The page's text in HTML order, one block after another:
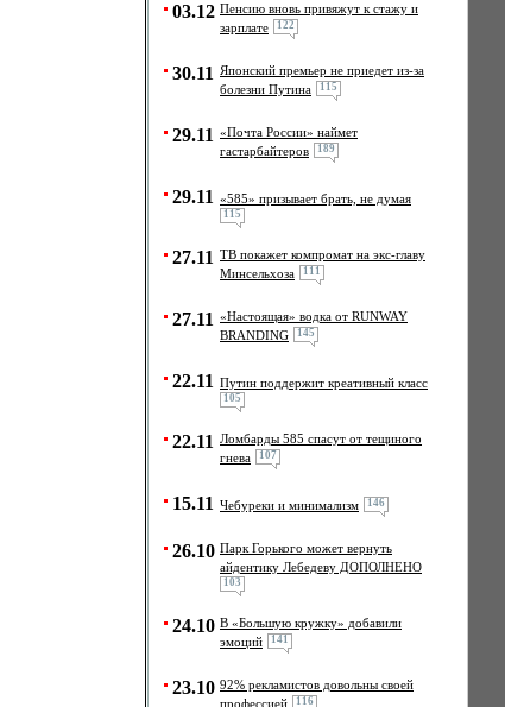
03.12 Пенсию вновь привяжут к стажу и
зарплате
122
30.11
Японский премьер не приедет из-за
болезни Путина
115
29.11 «Почта России» наймет
гастарбайтеров
189
29.11 «585» призывает брать, не думая
115
27.11 ТВ покажет компромат на экс-главу
Минсельхоза
111
27.11 «Настоящая» водка от RUNWAY
BRANDING
145
22.11 Путин поддержит креативный класс
105
22.11 Ломбарды 585 спасут от тещиного
гнева
107
15.11 Чебуреки и минимализм 146
26.10 Парк Горького может вернуть
айдентику Лебедеву ДОПОЛНЕНО
103
24.10 В «Большую кружку» добавили
эмоций
141
23.10 92% рекламистов довольны своей
профессией
116